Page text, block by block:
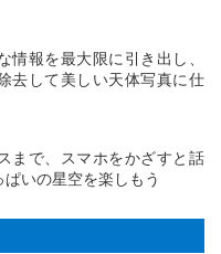
報を最大限に引き出し、
去して美しい天体写真に仕
まで、スマホをかざすと話
いの星空を楽しもう